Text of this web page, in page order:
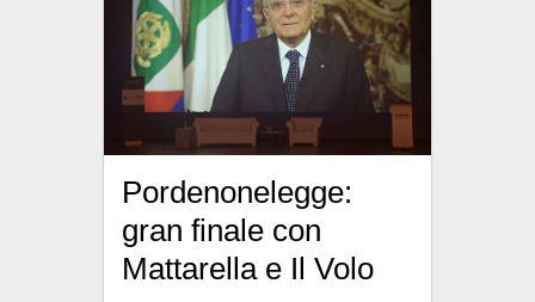
Pordenonelegge:
gran finale con
Mattarella e Il Volo